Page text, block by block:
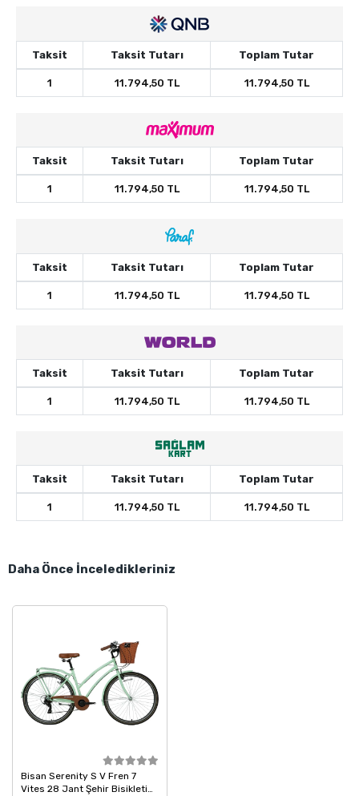
Taksit Taksit Tutarı Toplam Tutar
1 11.794,50 TL 11.794,50 TL
Taksit Taksit Tutarı Toplam Tutar
1 11.794,50 TL 11.794,50 TL
Taksit Taksit Tutarı Toplam Tutar
1 11.794,50 TL 11.794,50 TL
Taksit Taksit Tutarı Toplam Tutar
1 11.794,50 TL 11.794,50 TL
Taksit Taksit Tutarı Toplam Tutar
1 11.794,50 TL 11.794,50 TL
Daha Önce İnceledikleriniz
Bisan Serenity S V Fren 7
Vites 28 Jant Şehir Bisikleti